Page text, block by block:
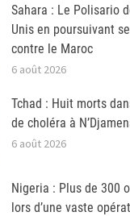
Sahara : Le Polisario
Unis en poursuivant
contre le Maroc
6 août 2026
Tchad : Huit morts
de choléra à
6 août 2026
Nigeria : Plus de 300
lors d’une vaste